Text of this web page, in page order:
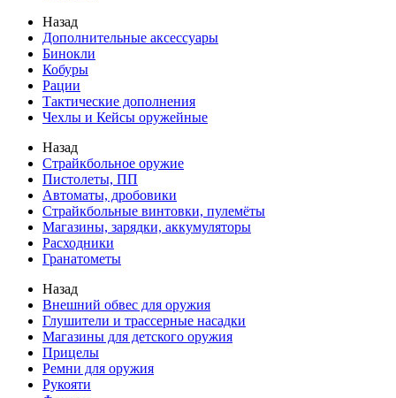
Назад
Дополнительные аксессуары
Бинокли
Кобуры
Рации
Тактические дополнения
Чехлы и Кейсы оружейные
Назад
Страйкбольное оружие
Пистолеты, ПП
Автоматы, дробовики
Страйкбольные винтовки, пулемёты
Магазины, зарядки, аккумуляторы
Расходники
Гранатометы
Назад
Внешний обвес для оружия
Глушители и трассерные насадки
Магазины для детского оружия
Прицелы
Ремни для оружия
Рукояти